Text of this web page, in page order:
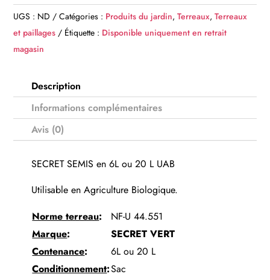
SEMIS
-
SECRET
UGS : ND Catégories : Produits du jardin,Terreaux,Terreaux
et paillages
Étiquette : Disponible uniquement en retrait
magasin
Description
Informations complémentaires
Avis (0)
SECRET SEMIS en 6L ou 20 L UAB
Utilisable en Agriculture Biologique.
Norme terreau:
NF-U 44.551
Marque:
SECRET VERT
Contenance:
6L ou 20 L
Conditionnement:Sac